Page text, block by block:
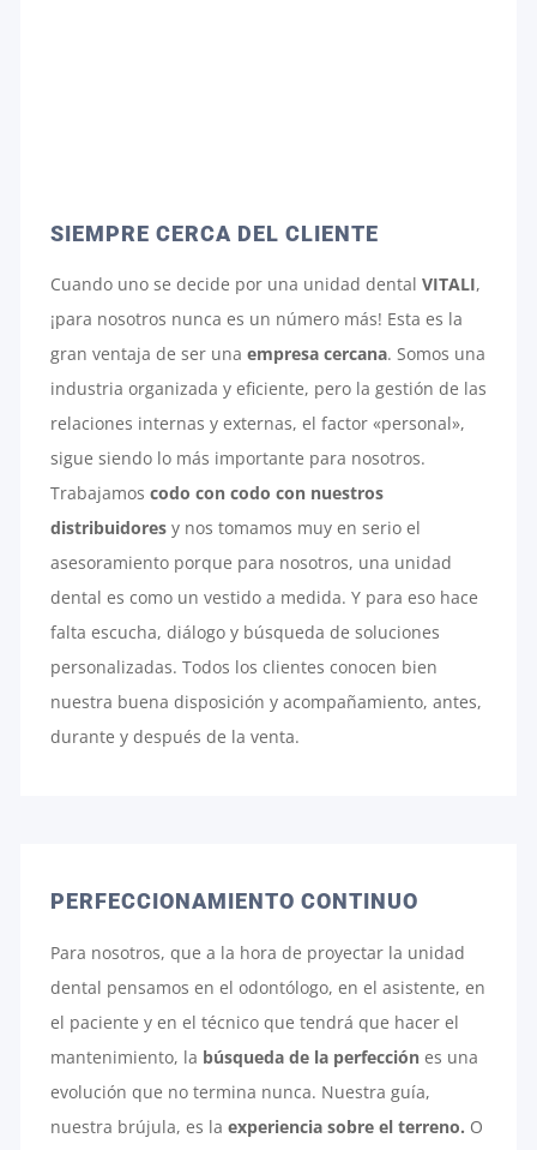
SIEMPRE CERCA DEL CLIENTE
Cuando uno se decide por una unidad dental VITALI,
¡para nosotros nunca es un número más! Esta es la
gran ventaja de ser una empresa cercana. Somos una
industria organizada y eficiente, pero la gestión de las
relaciones internas y externas, el factor «personal»,
sigue siendo lo más importante para nosotros.
Trabajamos codo con codo con nuestros
distribuidoresy nos tomamos muy en serio el
asesoramiento porque para nosotros, una unidad
dental es como un vestido a medida. Y para eso hace
falta escucha, diálogo y búsqueda de soluciones
personalizadas. Todos los clientes conocen bien
nuestra buena disposición y acompañamiento, antes,
durante y después de la venta.
PERFECCIONAMIENTO CONTINUO
Para nosotros, que a la hora de proyectar la unidad
dental pensamos en el odontólogo, en el asistente, en
el paciente y en el técnico que tendrá que hacer el
mantenimiento, la búsqueda de la perfecciónes una
evolución que no termina nunca. Nuestra guía,
nuestra brújula, es la experiencia sobre el terreno. O